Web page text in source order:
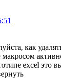
как
excel это